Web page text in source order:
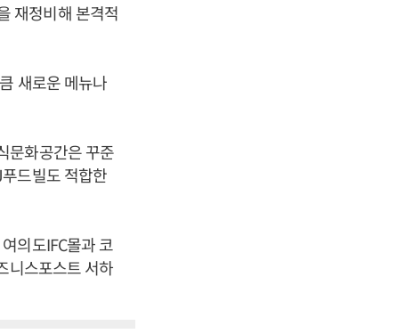
재정비해 본격적
새로운 메뉴나
문화공간은 꾸준
드빌도 적합한
의도IFC몰과 코
니스포스트 서하